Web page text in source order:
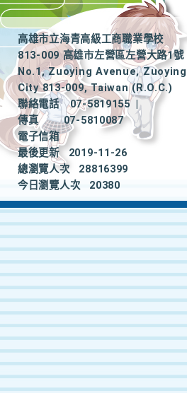
高雄市立海青高級工商職業學校
813-009 高雄市左營區左營大路1號
No.1, Zuoying Avenue,
City 813-009, Taiwan (R.O.C.)
聯絡電話
07-5819155
|
傳真
07-5810087
電子信箱
最後更新
2019-11-26
總瀏覽人次
28816399
今日瀏覽人次
20380